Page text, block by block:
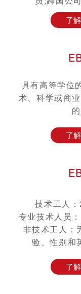
了
具有高等学位
术、科学或商
了
技术工人
专业技术人员
非技术工人：
验、性别和
了